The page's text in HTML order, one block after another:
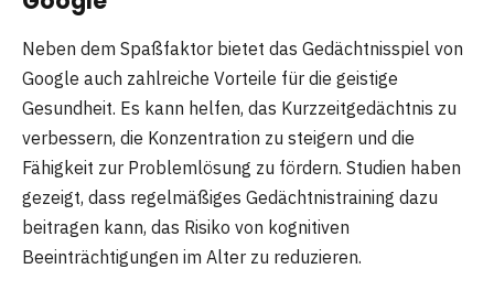
Neben dem Spaßfaktor bietet das Gedächtnisspiel von
Google auch zahlreiche Vorteile für die geistige
Gesundheit. Es kann helfen, das Kurzzeitgedächtnis zu
verbessern, die Konzentration zu steigern und die
Fähigkeit zur Problemlösung zu fördern. Studien haben
gezeigt, dass regelmäßiges Gedächtnistraining dazu
beitragen kann, das Risiko von kognitiven
Beeinträchtigungen im Alter zu reduzieren.